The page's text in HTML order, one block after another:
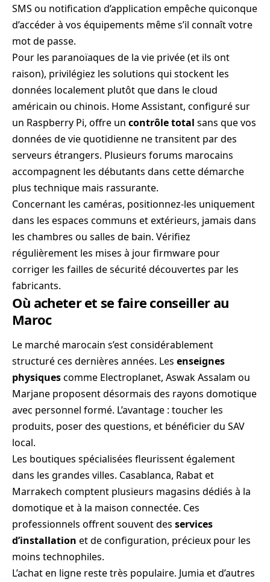
SMS ou notification d’application empêche quiconque
d’accéder à vos équipements même s’il connaît votre
mot de passe.
Pour les paranoïaques de la vie privée (et ils ont
raison), privilégiez les solutions qui stockent les
données localement plutôt que dans le cloud
américain ou chinois. Home Assistant, configuré sur
un Raspberry Pi, offre un contrôle total sans que vos
données de vie quotidienne ne transitent par des
serveurs étrangers. Plusieurs forums marocains
accompagnent les débutants dans cette démarche
plus technique mais rassurante.
Concernant les caméras, positionnez-les uniquement
dans les espaces communs et extérieurs, jamais dans
les chambres ou salles de bain. Vérifiez
régulièrement les mises à jour firmware pour
corriger les failles de sécurité découvertes par les
fabricants.
Où acheter et se faire conseiller au
Maroc
Le marché marocain s’est considérablement
structuré ces dernières années. Les enseignes
physiquescomme Electroplanet, Aswak Assalam ou
Marjane proposent désormais des rayons domotique
avec personnel formé. L’avantage : toucher les
produits, poser des questions, et bénéficier du SAV
local.
Les boutiques spécialisées fleurissent également
dans les grandes villes. Casablanca, Rabat et
Marrakech comptent plusieurs magasins dédiés à la
domotique et à la maison connectée. Ces
professionnels offrent souvent des services
d’installation et de configuration, précieux pour les
moins technophiles.
L’achat en ligne reste très populaire. Jumia et d’autres